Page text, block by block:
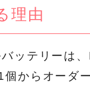
理由
ッテリーは
個からオーダ